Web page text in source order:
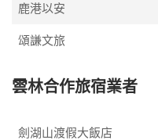
鹿港以安
頌謙文旅
雲林合作旅宿業者
劍湖山渡假大飯店